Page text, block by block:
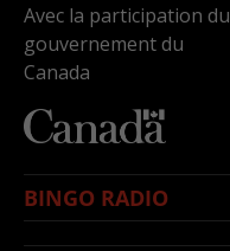
Avec la participation du
gouvernement du
Canada
BINGO RADIO